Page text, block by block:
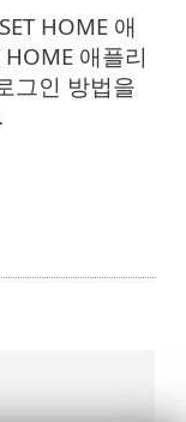
HOME 애
애플리
그인 방법을